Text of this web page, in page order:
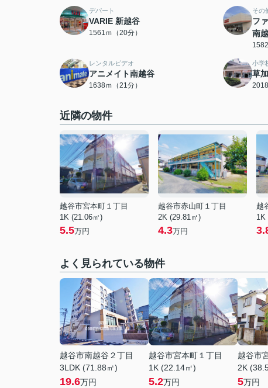
デパート
VARIE 新越谷
1561ｍ（20分）
その
フ
南
レンタルビデオ
アニメイト南越谷
1638ｍ（21分）
小学
草
近隣の物件
越谷市宮本町１丁目
1K (21.06㎡)
5.5万円
越谷市赤山町１丁目
2K (29.81㎡)
4.3万円
越
1K
よく見られている物件
越谷市南越谷２丁目
3LDK (71.88㎡)
19.6万円
越谷市宮本町１丁目
1K (22.14㎡)
5.2万円
越谷市
2K
5万円